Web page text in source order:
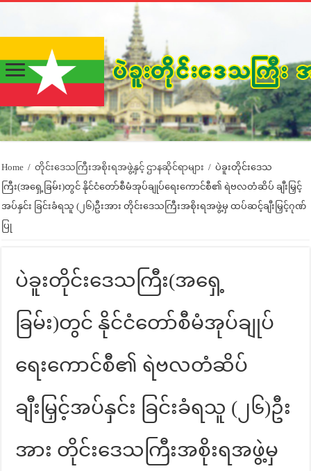
Home / တိုင်းဒေသကြီးအစိုးရအဖွဲ့နှင့် ဌာနဆိုင်ရာများ / ပဲခူးတိုင်းဒေသ
ကြီး(အရှေ့ခြမ်း)တွင် နိုင်ငံတော်စီမံအုပ်ချုပ်ရေးကောင်စီ၏ ရဲဗလတံဆိပ် ချီးမြှင့်
အပ်နှင်း ခြင်းခံရသူ (၂၆)ဦးအား တိုင်းဒေသကြီးအစိုးရအဖွဲ့မှ ထပ်ဆင့်ချီးမြှင့်ဂုဏ်
ပြု
ပဲခူးတိုင်းဒေသကြီး(အရှေ့
ခြမ်း)တွင် နိုင်ငံတော်စီမံအုပ်ချုပ်
ရေးကောင်စီ၏ ရဲဗလတံဆိပ်
ချီးမြှင့်အပ်နှင်း ခြင်းခံရသူ (၂၆)ဦး
အား တိုင်းဒေသကြီးအစိုးရအဖွဲ့မှ